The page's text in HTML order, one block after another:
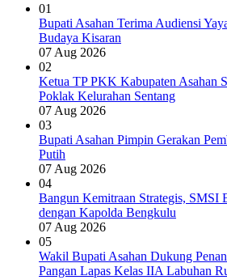
01
Bupati Asahan Terima Audiensi
Budaya Kisaran
07 Aug 2026
02
Ketua TP PKK Kabupaten Asahan
Poklak Kelurahan Sentang
07 Aug 2026
03
Bupati Asahan Pimpin Gerakan
Putih
07 Aug 2026
04
Bangun Kemitraan Strategis, SMSI
dengan Kapolda Bengkulu
07 Aug 2026
05
Wakil Bupati Asahan Dukung
Pangan Lapas Kelas IIA Labuhan